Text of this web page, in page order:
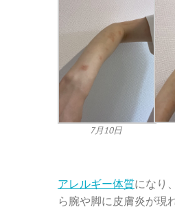
7月10日
アレルギー体質になり
ら腕や脚に皮膚炎が現